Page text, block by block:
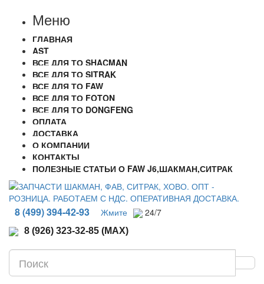
Меню
ГЛАВНАЯ
AST
ВСЕ ДЛЯ ТО SHACMAN
ВСЕ ДЛЯ ТО SITRAK
ВСЕ ДЛЯ ТО FAW
ВСЕ ДЛЯ ТО FOTON
ВСЕ ДЛЯ ТО DONGFENG
ОПЛАТА
ДОСТАВКА
О КОМПАНИИ
КОНТАКТЫ
ПОЛЕЗНЫЕ СТАТЬИ О FAW J6,ШАКМАН,СИТРАК
8 (499) 394-42-93 Жмите 24/7
8 (926) 323-32-85 (MAX)